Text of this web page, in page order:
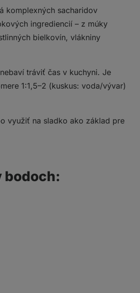
komplexných sacharidov
ingrediencií – z múky
bielkovín, vlákniny
tráviť čas v kuchyni. Je
1:1,5–2 (kuskus: voda/vývar)
využiť na sladko ako základ pre
bodoch: